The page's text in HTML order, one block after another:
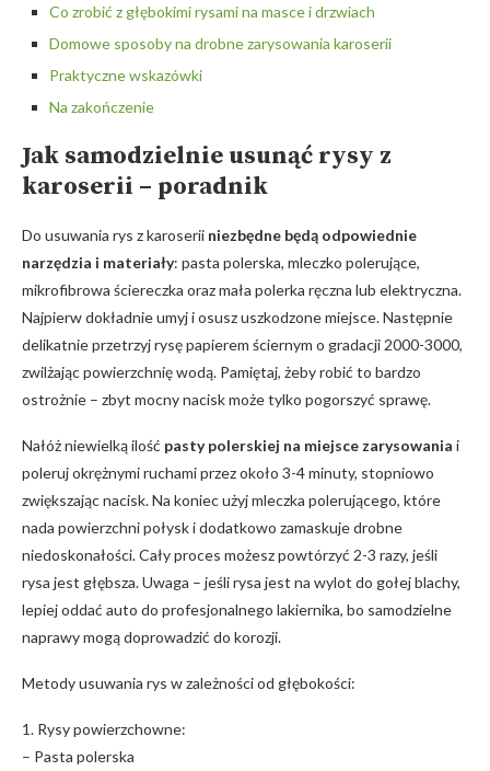
Co zrobić z ⁣głębokimi rysami ‍na masce i drzwiach
Domowe sposoby na ​drobne zarysowania karoserii
Praktyczne wskazówki
Na⁣ zakończenie
Jak ⁣samodzielnie usunąć rysy ‌z
karoserii – poradnik
Do usuwania rys z karoserii niezbędne będą ‍odpowiednie⁣
narzędzia i materiały: pasta polerska, mleczko polerujące,
mikrofibrowa ściereczka oraz mała polerka ręczna lub elektryczna.
Najpierw dokładnie umyj i ⁤osusz uszkodzone miejsce. Następnie
delikatnie‍ przetrzyj rysę ‌papierem ściernym o gradacji ‌2000-3000,
zwilżając powierzchnię wodą. Pamiętaj, żeby robić ‌to bardzo
ostrożnie – zbyt mocny nacisk ⁢może tylko pogorszyć sprawę.
Nałóż niewielką ilość pasty polerskiej na miejsce zarysowania i
⁢poleruj okrężnymi ruchami przez około 3-4 minuty, stopniowo
zwiększając nacisk. Na ‍koniec użyj mleczka⁣ polerującego, które
nada powierzchni połysk i dodatkowo zamaskuje drobne
niedoskonałości. Cały⁣ proces‌ możesz powtórzyć 2-3 ⁤razy, jeśli ​
rysa jest głębsza. Uwaga – jeśli rysa‌ jest na wylot do gołej blachy,
lepiej ⁤oddać ‍auto do profesjonalnego lakiernika, bo samodzielne
naprawy ⁢mogą ⁤doprowadzić‍ do korozji.
Metody usuwania rys w⁣ zależności od głębokości:
1. Rysy powierzchowne:
– Pasta polerska